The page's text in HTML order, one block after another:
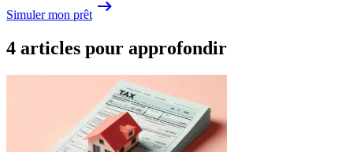
Simuler mon prêt
4 articles pour approfondir